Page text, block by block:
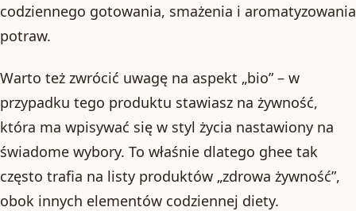
codziennego gotowania, smażenia i aromatyzowania
potraw.
Warto też zwrócić uwagę na aspekt „bio” – w
przypadku tego produktu stawiasz na żywność,
która ma wpisywać się w styl życia nastawiony na
świadome wybory. To właśnie dlatego ghee tak
często trafia na listy produktów „zdrowa żywność”,
obok innych elementów codziennej diety.